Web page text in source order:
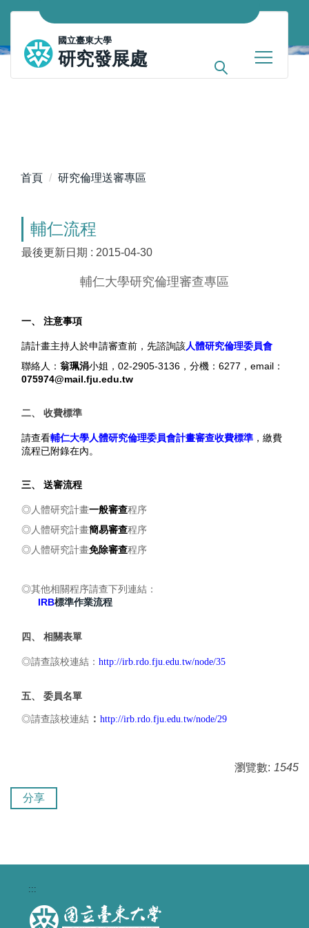
跳
主
內
國立臺東大學
研究發展處
首頁 研究倫理送審專區
輔仁流程
最後更新日期 : 2015-04-30
輔仁大學研究倫理審查專區
一、 注意事項
請計畫主持人於申請審查前，先諮詢該人體研究倫理委員會
聯絡人： 翁珮涓小姐， 02-2905-3136 ，分機： 6277 ， email ：
075974@mail.fju.edu.tw
二、 收費標準
請查看輔仁大學人體研究倫理委員會計畫審查收費標準 ，繳費
流程已附錄在內。
三、 送審流程
◎人體研究計畫一般審查程序
◎人體研究計畫簡易審查程序
◎人體研究計畫免除審查程序
◎其他相關程序請查下列連結：
IRB標準作業流程
四、 相關表單
◎請查該校連結： http://irb.rdo.fju.edu.tw/node/35
五、 委員名單
◎請查該校連結 ： http://irb.rdo.fju.edu.tw/node/29
瀏覽數: 1545
分享
:::